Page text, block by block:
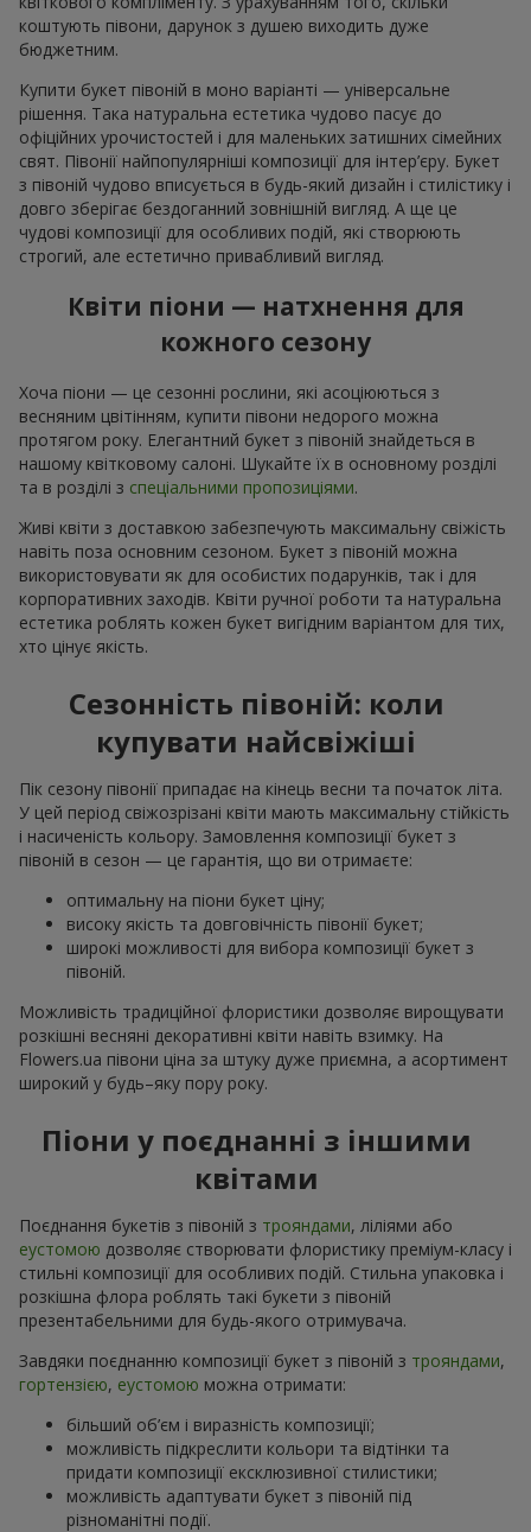
коштують півони, дарунок з душею виходить дуже
бюджетним.
Купити букет півоній в моно варіанті — універсальне
рішення. Така натуральна естетика чудово пасує до
офіційних урочистостей і для маленьких затишних сімейних
свят. Півонії найпопулярніші композиції для інтер’єру. Букет
з півоній чудово вписується в будь-який дизайн і стилістику і
довго зберігає бездоганний зовнішній вигляд. А ще це
чудові композиції для особливих подій, які створюють
строгий, але естетично привабливий вигляд.
Квіти піони — натхнення для
кожного сезону
Хоча піони — це сезонні рослини, які асоціюються з
весняним цвітінням, купити півони недорого можна
протягом року. Елегантний букет з півоній знайдеться в
нашому квітковому салоні. Шукайте їх в основному розділі
та в розділі з спеціальними пропозиціями.
Живі квіти з доставкою забезпечують максимальну свіжість
навіть поза основним сезоном. Букет з півоній можна
використовувати як для особистих подарунків, так і для
корпоративних заходів. Квіти ручної роботи та натуральна
естетика роблять кожен букет вигідним варіантом для тих,
хто цінує якість.
Сезонність півоній: коли
купувати найсвіжіші
Пік сезону півонії припадає на кінець весни та початок літа.
У цей період свіжозрізані квіти мають максимальну стійкість
і насиченість кольору. Замовлення композиції букет з
півоній в сезон — це гарантія, що ви отримаєте:
оптимальну на піони букет ціну;
високу якість та довговічність півонії букет;
широкі можливості для вибора композиції букет з
півоній.
Можливість традиційної флористики дозволяє вирощувати
розкішні весняні декоративні квіти навіть взимку. На
Flowers.ua півони ціна за штуку дуже приємна, а асортимент
широкий у будь–яку пору року.
Піони у поєднанні з іншими
квітами
Поєднання букетів з півоній з трояндами, ліліями або
еустомою дозволяє створювати флористику преміум-класу і
стильні композиції для особливих подій. Стильна упаковка і
розкішна флора роблять такі букети з півоній
презентабельними для будь-якого отримувача.
Завдяки поєднанню композиції букет з півоній з трояндами,
гортензією, еустомою можна отримати:
більший об’єм і виразність композиції;
можливість підкреслити кольори та відтінки та
придати композиції ексклюзивної стилистики;
можливість адаптувати букет з півоній під
різноманітні події.